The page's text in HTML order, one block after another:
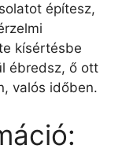
építesz,
kísértésbe
ébredsz, ő ott
valós időben.